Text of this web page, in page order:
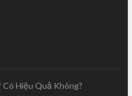
Có Hiệu Quả Không?